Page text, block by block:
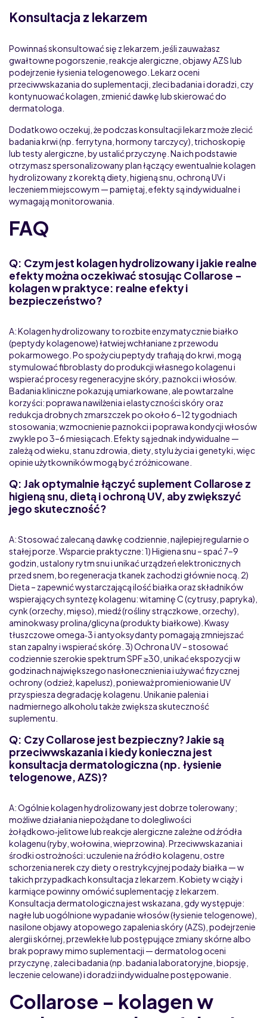
Konsultacja z lekarzem
Powinnaś skonsultować się z lekarzem, jeśli zauważasz
gwałtowne pogorszenie, reakcje alergiczne, objawy AZS lub
podejrzenie łysienia telogenowego. Lekarz oceni
przeciwwskazania do suplementacji, zleci badania i doradzi, czy
kontynuować kolagen, zmienić dawkę lub skierować do
dermatologa.
Dodatkowo oczekuj, że podczas konsultacji lekarz może zlecić
badania krwi (np. ferrytyna, hormony tarczycy), trichoskopię
lub testy alergiczne, by ustalić przyczynę. Na ich podstawie
otrzymasz spersonalizowany plan łączący ewentualnie kolagen
hydrolizowany z korektą diety, higieną snu, ochroną UV i
leczeniem miejscowym — pamiętaj, efekty są indywidualne i
wymagają monitorowania.
FAQ
Q: Czym jest kolagen hydrolizowany i jakie realne
efekty można oczekiwać stosując Collarose –
kolagen w praktyce: realne efekty i
bezpieczeństwo?
A: Kolagen hydrolizowany to rozbite enzymatycznie białko
(peptydy kolagenowe) łatwiej wchłaniane z przewodu
pokarmowego. Po spożyciu peptydy trafiają do krwi, mogą
stymulować fibroblasty do produkcji własnego kolagenu i
wspierać procesy regeneracyjne skóry, paznokci i włosów.
Badania kliniczne pokazują umiarkowane, ale powtarzalne
korzyści: poprawa nawilżenia i elastyczności skóry oraz
redukcja drobnych zmarszczek po około 6–12 tygodniach
stosowania; wzmocnienie paznokci i poprawa kondycji włosów
zwykle po 3–6 miesiącach. Efekty są jednak indywidualne —
zależą od wieku, stanu zdrowia, diety, stylu życia i genetyki, więc
opinie użytkowników mogą być zróżnicowane.
Q: Jak optymalnie łączyć suplement Collarose z
higieną snu, dietą i ochroną UV, aby zwiększyć
jego skuteczność?
A: Stosować zalecaną dawkę codziennie, najlepiej regularnie o
stałej porze. Wsparcie praktyczne: 1) Higiena snu – spać 7–9
godzin, ustalony rytm snu i unikać urządzeń elektronicznych
przed snem, bo regeneracja tkanek zachodzi głównie nocą. 2)
Dieta – zapewnić wystarczającą ilość białka oraz składników
wspierających syntezę kolagenu: witaminę C (cytrusy, papryka),
cynk (orzechy, mięso), miedź (rośliny strączkowe, orzechy),
aminokwasy prolina/glicyna (produkty białkowe). Kwasy
tłuszczowe omega‑3 i antyoksydanty pomagają zmniejszać
stan zapalny i wspierać skórę. 3) Ochrona UV – stosować
codziennie szerokie spektrum SPF ≥30, unikać ekspozycji w
godzinach największego nasłonecznienia i używać fizycznej
ochrony (odzież, kapelusz), ponieważ promieniowanie UV
przyspiesza degradację kolagenu. Unikanie palenia i
nadmiernego alkoholu także zwiększa skuteczność
suplementu.
Q: Czy Collarose jest bezpieczny? Jakie są
przeciwwskazania i kiedy konieczna jest
konsultacja dermatologiczna (np. łysienie
telogenowe, AZS)?
A: Ogólnie kolagen hydrolizowany jest dobrze tolerowany;
możliwe działania niepożądane to dolegliwości
żołądkowo‑jelitowe lub reakcje alergiczne zależne od źródła
kolagenu (ryby, wołowina, wieprzowina). Przeciwwskazania i
środki ostrożności: uczulenie na źródło kolagenu, ostre
schorzenia nerek czy diety o restrykcyjnej podaży białka — w
takich przypadkach konsultacja z lekarzem. Kobiety w ciąży i
karmiące powinny omówić suplementację z lekarzem.
Konsultacja dermatologiczna jest wskazana, gdy występuje:
nagłe lub uogólnione wypadanie włosów (łysienie telogenowe),
nasilone objawy atopowego zapalenia skóry (AZS), podejrzenie
alergii skórnej, przewlekłe lub postępujące zmiany skórne albo
brak poprawy mimo suplementacji — dermatolog oceni
przyczynę, zaleci badania (np. badania laboratoryjne, biopsję,
leczenie celowane) i doradzi indywidualne postępowanie.
Collarose – kolagen w